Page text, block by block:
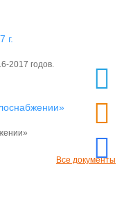
г.
2017 годов.
Все документы